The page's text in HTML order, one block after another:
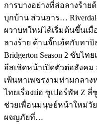
การบางอย่างที่ส่อลางร้าย
บุกบ้าน ส่วนอาร…
ผวาบทใหม่ได้เริ่มต้นขึ้นเมื่
ลางร้าย ด้านจั๊กเฮ้ดกับทา
Bridgerton Season 2 ซับไ
อีสเชิดหน้าเปิดตัวต่อสังค
เฟ้นหาเพชรงามท่ามกลางห
ไทยเรื่องย่อ ซูเปอร์พัพ Z
ช่วยเพื่อนมนุษย์หน้าใหม่วัย
ผจญภัยที่…